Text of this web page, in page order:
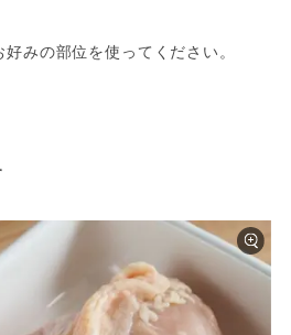
みの部位を使ってください。